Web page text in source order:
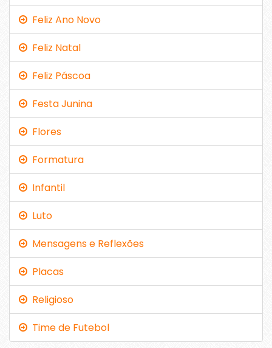
Feliz Ano Novo
Feliz Natal
Feliz Páscoa
Festa Junina
Flores
Formatura
Infantil
Luto
Mensagens e Reflexões
Placas
Religioso
Time de Futebol